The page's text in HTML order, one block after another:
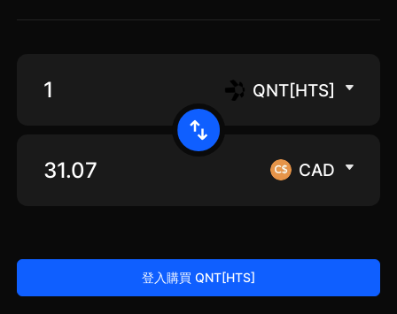
QNT[HTS]
CAD
登入購買 QNT[HTS]